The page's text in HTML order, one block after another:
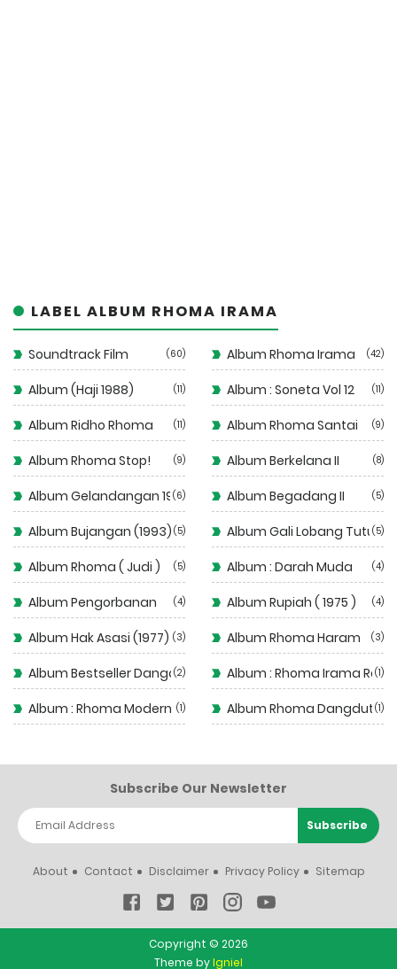
LABEL ALBUM RHOMA IRAMA
Soundtrack Film 60 Album Rhoma Irama 42
Album (Haji 1988) 11 Album : Soneta Vol 12 11
Album Ridho Rhoma 11 Album Rhoma Santai 9
Album Rhoma Stop! 9 Album Berkelana II 8
Album Gelandangan 1972
6 Album Begadang II 5
Album Bujangan (1993) 5 Album Gali Lobang Tutup
5
Album Rhoma ( Judi ) 5 Album : Darah Muda 4
Album Pengorbanan 4 Album Rupiah ( 1975 ) 4
Album Hak Asasi (1977) 3 Album Rhoma Haram 3
Album Bestseller Dangdut
2 Album : Rhoma Irama Rela
1
Album : Rhoma Modern 1 Album Rhoma Dangdut 1
Subscribe Our Newsletter
About Contact Disclaimer Privacy Policy Sitemap
Copyright © 2026
Theme byIgniel